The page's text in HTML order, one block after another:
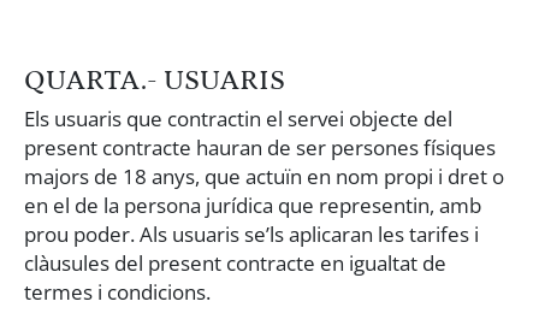
QUARTA.- USUARIS
Els usuaris que contractin el servei objecte del
present contracte hauran de ser persones físiques
majors de 18 anys, que actuïn en nom propi i dret o
en el de la persona jurídica que representin, amb
prou poder. Als usuaris se’ls aplicaran les tarifes i
clàusules del present contracte en igualtat de
termes i condicions.